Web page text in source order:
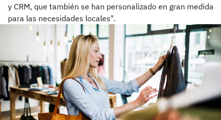
y CRM, que también se han personalizado en gran medida
para las necesidades locales".